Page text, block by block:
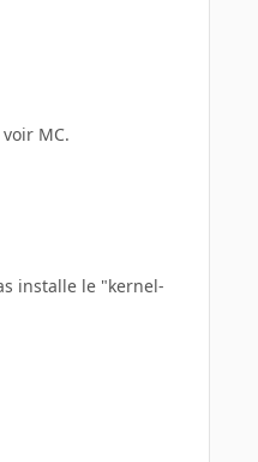
MC.
installe le "kernel-